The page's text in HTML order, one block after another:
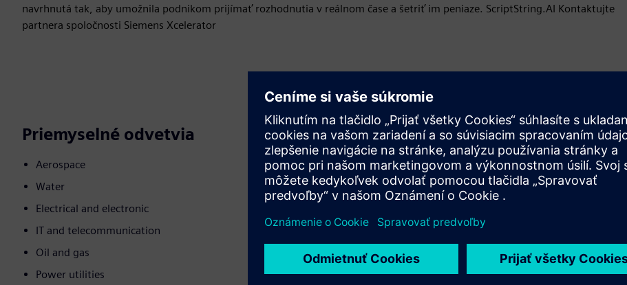
navrhnutá tak, aby umožnila podnikom prijímať rozhodnutia v reálnom čase a šetriť im peniaze. ScriptString.AI Kontaktujte
partnera spoločnosti Siemens Xcelerator
Priemyselné odvetvia
Aerospace
Water
Electrical and electronic
IT and telecommunication
Oil and gas
Power utilities
Pohyb
Build
Rozširuje alebo nadväzuje na produkt/riešenie Siemens
Xcelerator, vytvorením nového produktu, alebo vytvára
nové zákaznícke riešenie integráciou produktu Siemens
Xcelerator a vlastného produktu